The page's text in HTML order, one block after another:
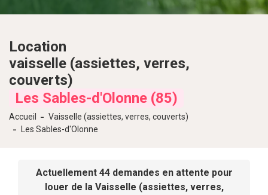
Location
vaisselle (assiettes, verres,
couverts)
Les Sables-d'Olonne (85)
Accueil
Vaisselle (assiettes, verres, couverts)
Les Sables-d'Olonne
Actuellement 44 demandes en attente pour
louer de la Vaisselle (assiettes, verres,